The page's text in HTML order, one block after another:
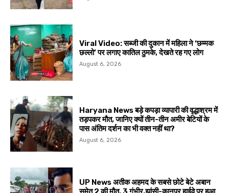
Viral Video: सब्जी की दुकान में महिला ने ‘छम्मक
छल्लो’ पर लगाए कातिल ठुमके, देखते रह गए लोग
August 6, 2026
Haryana News बड़े कपड़ा व्यापारी की वृद्धाश्रम में
तड़पकर मौत, जानिए क्यों तीन-तीन अमीर बेटियों के
पास अंतिम दर्शन का भी वक्त नहीं था?
August 6, 2026
UP News अतीक अहमद के सबसे छोटे बेटे अबान